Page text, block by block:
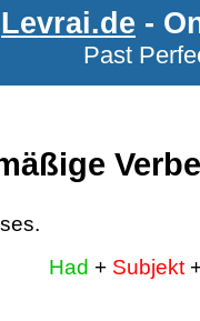
Levrai.de -
Past
Had + Subjekt